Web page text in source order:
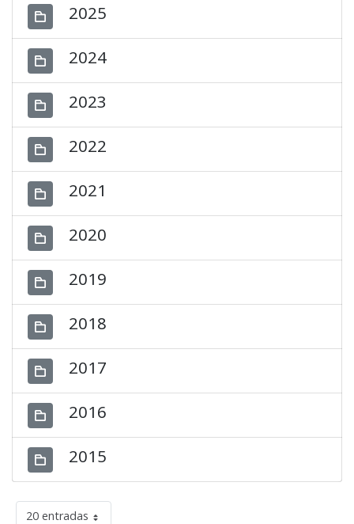
2025
2024
2023
2022
2021
2020
2019
2018
2017
2016
2015
20 entradas